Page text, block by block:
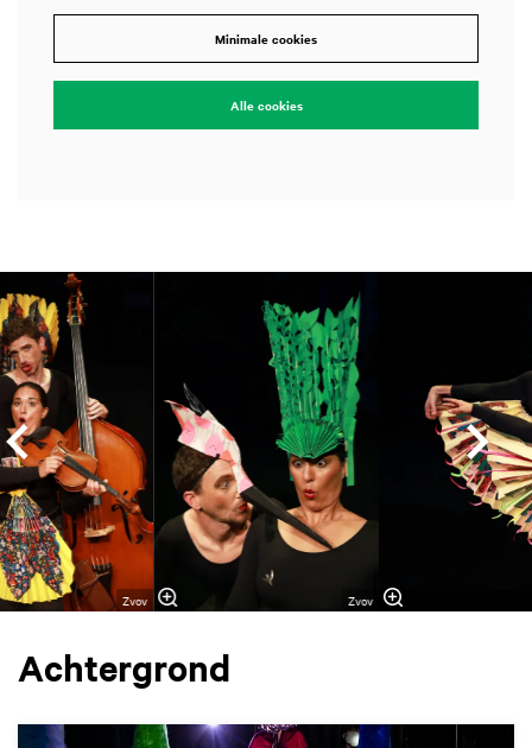
Minimale cookies
Alle cookies
Zvov Zvov
Achtergrond